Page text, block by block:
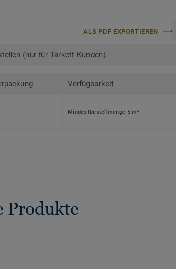
ALS PDF EXPORTIEREN
(nur für Tarkett-Kunden).
Verfügbarkeit
Mindestbestellmenge 5 m²
Produkte